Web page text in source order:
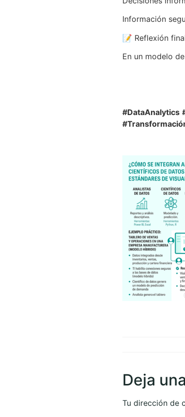
Información
📝 Reflexión
En un modelo
#DataAnalytics
Deja
Tu dirección de